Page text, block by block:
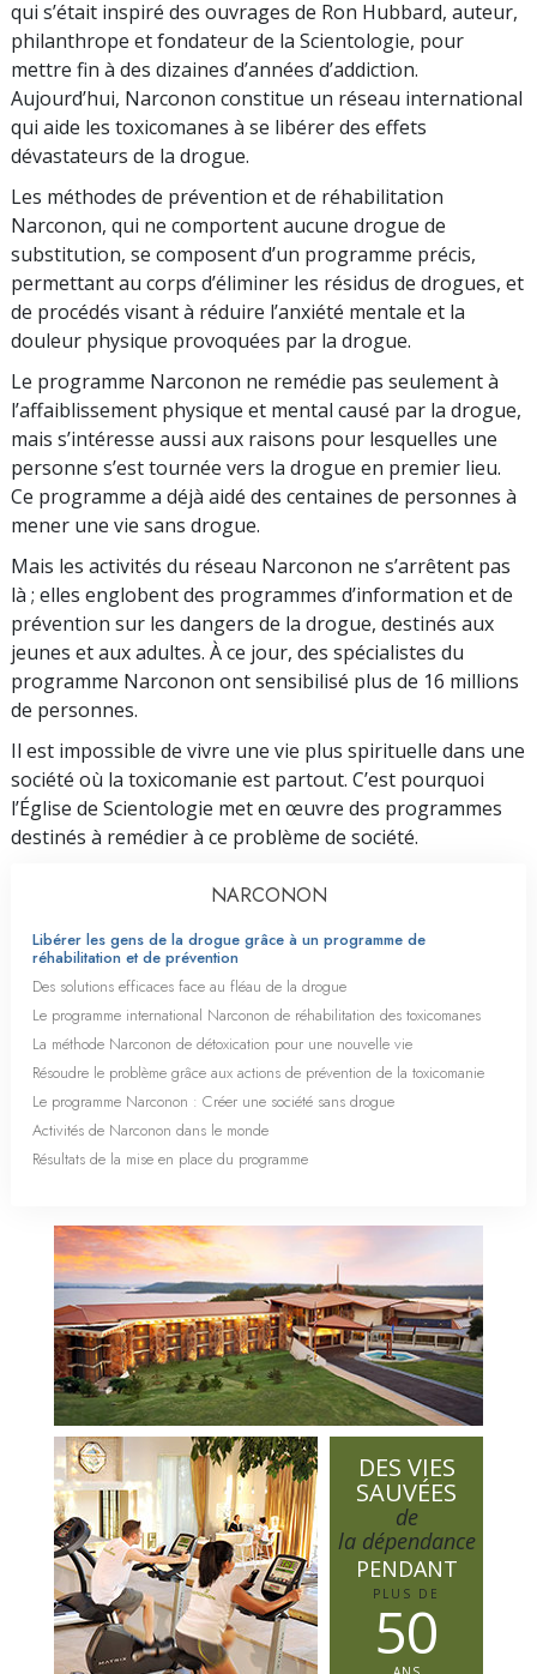
qui s’était inspiré des ouvrages de Ron Hubbard, auteur,
philanthrope et fondateur de la Scientologie, pour
mettre fin à des dizaines d’années d’addiction.
Aujourd’hui, Narconon constitue un réseau international
qui aide les toxicomanes à se libérer des effets
dévastateurs de la drogue.
Les méthodes de prévention et de réhabilitation
Narconon, qui ne comportent aucune drogue de
substitution, se composent d’un programme précis,
permettant au corps d’éliminer les résidus de drogues, et
de procédés visant à réduire l’anxiété mentale et la
douleur physique provoquées par la drogue.
Le programme Narconon ne remédie pas seulement à
l’affaiblissement physique et mental causé par la drogue,
mais s’intéresse aussi aux raisons pour lesquelles une
personne s’est tournée vers la drogue en premier lieu.
Ce programme a déjà aidé des centaines de personnes à
mener une vie sans drogue.
Mais les activités du réseau Narconon ne s’arrêtent pas
là ; elles englobent des programmes d’information et de
prévention sur les dangers de la drogue, destinés aux
jeunes et aux adultes. À ce jour, des spécialistes du
programme Narconon ont sensibilisé plus de 16 millions
de personnes.
Il est impossible de vivre une vie plus spirituelle dans une
société où la toxicomanie est partout. C’est pourquoi
l’Église de Scientologie met en œuvre des programmes
destinés à remédier à ce problème de société.
NARCONON
Libérer les gens de la drogue grâce à un programme de
réhabilitation et de prévention
Des solutions efficaces face au fléau de la drogue
Le programme international Narconon de réhabilitation des toxicomanes
La méthode Narconon de détoxication pour une nouvelle vie
Résoudre le problème grâce aux actions de prévention de la toxicomanie
Le programme Narconon : Créer une société sans drogue
Activités de Narconon dans le monde
Résultats de la mise en place du programme
DES VIES
SAUVÉES
de
la dépendance
PENDANT
PLUS DE
50